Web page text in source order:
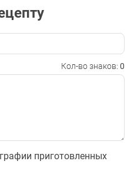
Кол-во знаков: 0
приготовленных